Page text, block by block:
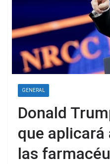
GENERAL
Donald
que aplicará
las